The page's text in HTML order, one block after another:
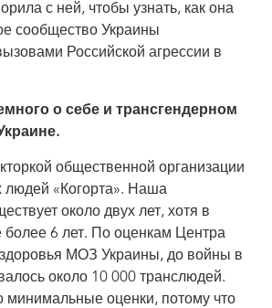
трансгендерного сообщества в
по вопросам ВИЧ/СПИДа и туберкулеза.
с ней, чтобы узнать, как она
сообщество Украины
Российской агрессии в
о себе и трансгендерном
общественной организации
людей «Когорта». Наша
около двух лет, хотя в
более 6 лет. По оценкам Центра
МОЗ Украины, до войны в
около 10 000 транслюдей.
минимальные оценки, потому что